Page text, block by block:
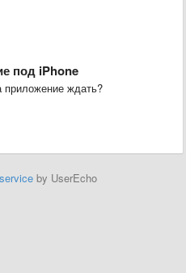
под iPhone
ждать?
by UserEcho